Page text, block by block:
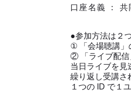
口座名義 ：
●参加方法は２
① 「会場聴講」
② 「ライブ配信
当日ライブを見
繰り返し受講さ
１つの ID で１